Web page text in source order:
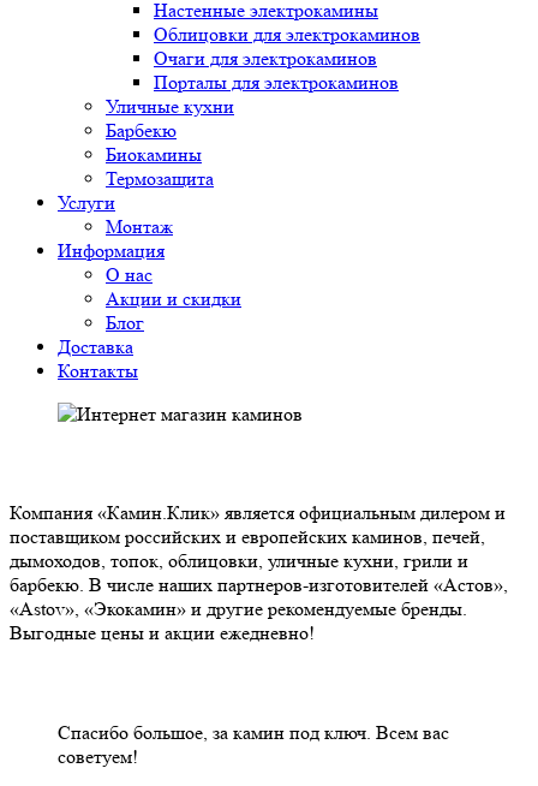
Настенные электрокамины
Облицовки для электрокаминов
Очаги для электрокаминов
Порталы для электрокаминов
Уличные кухни
Барбекю
Биокамины
Термозащита
Услуги
Монтаж
Информация
О нас
Акции и скидки
Блог
Доставка
Контакты
Компания «Камин.Клик» является официальным дилером и
поставщиком российских и европейских каминов, печей,
дымоходов, топок, облицовки, уличные кухни, грили и
барбекю. В числе наших партнеров-изготовителей «Астов»,
«Astov», «Экокамин» и другие рекомендуемые бренды.
Выгодные цены и акции ежедневно!
Спасибо большое, за камин под ключ. Всем вас
советуем!